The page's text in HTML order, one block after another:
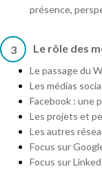
présence,
3 Le rôle des
Le passage du
Les médias
Facebook : une
Les projets et
Les autres
Focus sur
Focus sur